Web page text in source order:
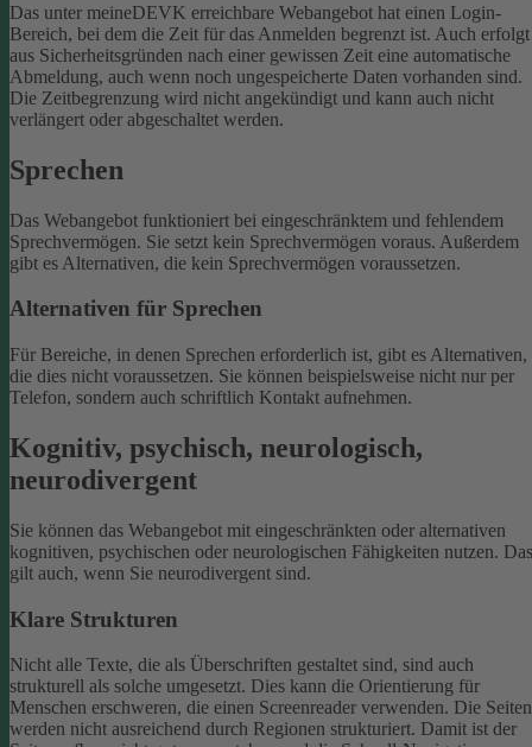
Das unter meineDEVK erreichbare Webangebot hat einen Login-
Bereich, bei dem die Zeit für das Anmelden begrenzt ist. Auch erfolgt
aus Sicherheitsgründen nach einer gewissen Zeit eine automatische
Abmeldung, auch wenn noch ungespeicherte Daten vorhanden sind.
Die Zeitbegrenzung wird nicht angekündigt und kann auch nicht
verlängert oder abgeschaltet werden.
Sprechen
Das Webangebot funktioniert bei eingeschränktem und fehlendem
Sprechvermögen. Sie setzt kein Sprechvermögen voraus. Außerdem
gibt es Alternativen, die kein Sprechvermögen voraussetzen.
Alternativen für Sprechen
Für Bereiche, in denen Sprechen erforderlich ist, gibt es Alternativen,
die dies nicht voraussetzen. Sie können beispielsweise nicht nur per
Telefon, sondern auch schriftlich Kontakt aufnehmen.
Kognitiv, psychisch, neurologisch,
neurodivergent
Sie können das Webangebot mit eingeschränkten oder alternativen
kognitiven, psychischen oder neurologischen Fähigkeiten nutzen. Das
gilt auch, wenn Sie neurodivergent sind.
Klare Strukturen
Nicht alle Texte, die als Überschriften gestaltet sind, sind auch
strukturell als solche umgesetzt. Dies kann die Orientierung für
Menschen erschweren, die einen Screenreader verwenden. Die Seiten
werden nicht ausreichend durch Regionen strukturiert. Damit ist der